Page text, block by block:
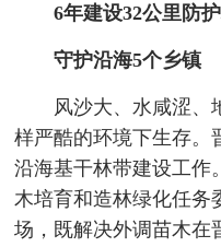
6年建设32公里防
守护沿海5个乡镇
风沙大、水咸涩、
样严酷的环境下生存。
沿海基干林带建设工作
木培育和造林绿化任务
场，既解决外调苗木在